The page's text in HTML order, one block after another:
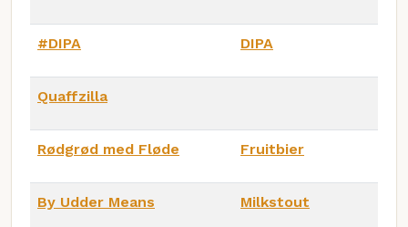
#DIPA DIPA
Quaffzilla
Rødgrød med Fløde Fruitbier
By Udder Means Milkstout